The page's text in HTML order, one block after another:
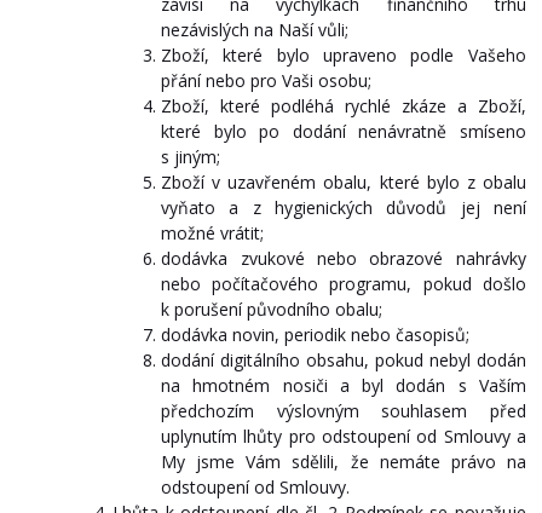
nezávislých na Naší vůli;
Zboží, které bylo upraveno podle Vašeho
přání nebo pro Vaši osobu;
Zboží, které podléhá rychlé zkáze a Zboží,
které bylo po dodání nenávratně smíseno
s jiným;
Zboží v uzavřeném obalu, které bylo z obalu
vyňato a z hygienických důvodů jej není
možné vrátit;
dodávka zvukové nebo obrazové nahrávky
nebo počítačového programu, pokud došlo
k porušení původního obalu;
dodávka novin, periodik nebo časopisů;
dodání digitálního obsahu, pokud nebyl dodán
na hmotném nosiči a byl dodán s Vaším
předchozím výslovným souhlasem před
uplynutím lhůty pro odstoupení od Smlouvy a
My jsme Vám sdělili, že nemáte právo na
odstoupení od Smlouvy.